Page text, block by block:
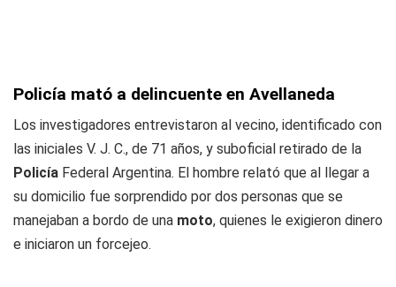
Policía mató a delincuente en Avellaneda
Los investigadores entrevistaron al vecino, identificado con
las iniciales V. J. C., de 71 años, y suboficial retirado de la
Policía Federal Argentina. El hombre relató que al llegar a
su domicilio fue sorprendido por dos personas que se
manejaban a bordo de una moto, quienes le exigieron dinero
e iniciaron un forcejeo.